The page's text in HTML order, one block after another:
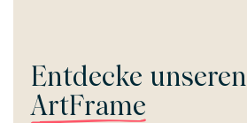
Entdecke unseren
ArtFrame